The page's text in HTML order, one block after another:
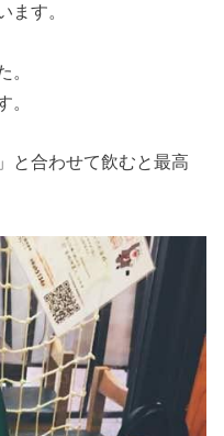
ます。
。
。
と合わせて飲むと最高